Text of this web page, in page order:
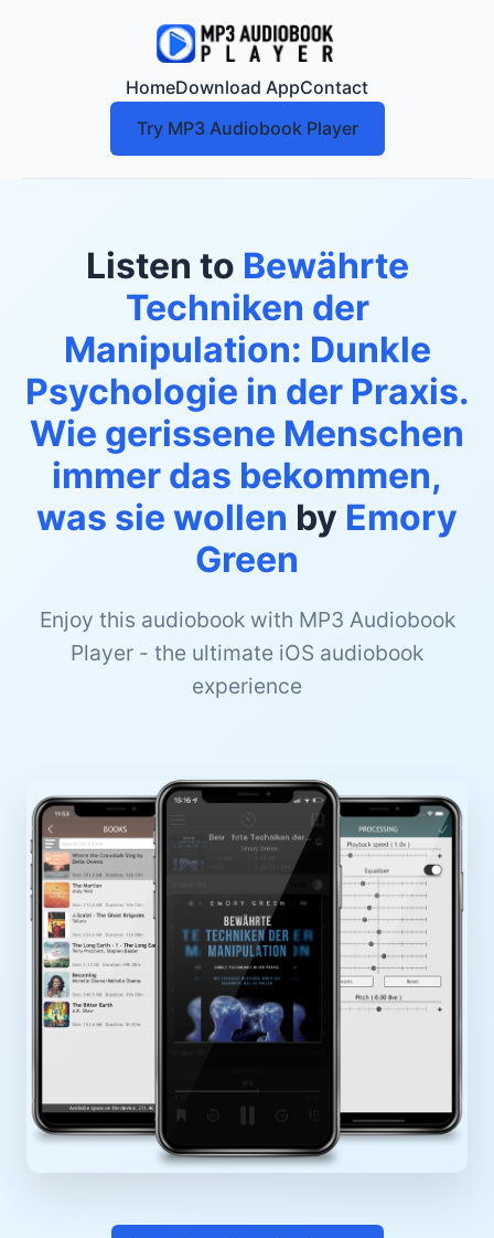
HomeDownload AppContact
Try MP3 Audiobook Player
Listen to Bewährte
Techniken der
Manipulation: Dunkle
Psychologie in der Praxis.
Wie gerissene Menschen
immer das bekommen,
was sie wollen by Emory
Green
Enjoy this audiobook with MP3 Audiobook
Player - the ultimate iOS audiobook
experience